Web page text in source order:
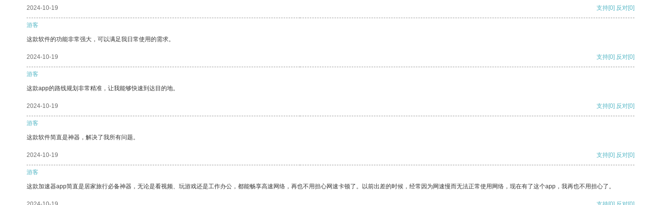
2024-10-19 支持[0] 反对[0]
游客
这款软件的功能非常强大，可以满足我日常使用的需求。
2024-10-19 支持[0] 反对[0]
游客
这款app的路线规划非常精准，让我能够快速到达目的地。
2024-10-19 支持[0] 反对[0]
游客
这款软件简直是神器，解决了我所有问题。
2024-10-19 支持[0] 反对[0]
游客
这款加速器app简直是居家旅行必备神器，无论是看视频、玩游戏还是工作办公，都能畅享高速网络，再也不用担心网速卡顿了。以前出差的时候，经常因为网速慢而无法正常使用网络，现在有了这个app，我再也不用担心了。